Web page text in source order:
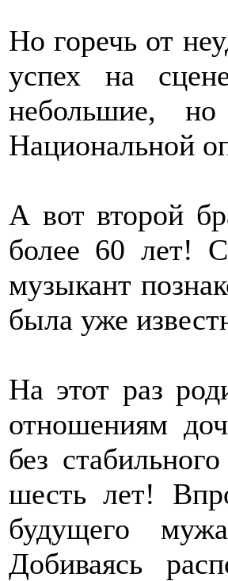
Но горечь от
успех на
небольшие,
Национальной
А вот второй
более 60 лет!
музыкант
была уже
На этот раз
отношениям
без
шесть лет!
будущего
Добиваясь